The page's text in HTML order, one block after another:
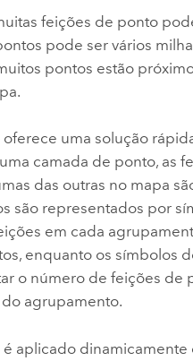
feições de ponto
pode ser vários
pontos estão
uma solução
camada de ponto, as
das outras no mapa
são representados por
em cada
enquanto os símbolos
o número de feições
agrupamento.
aplicado dinamicamente